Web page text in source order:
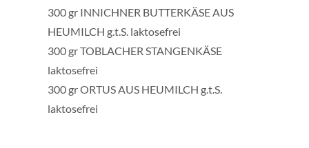
300 gr INNICHNER BUTTERKÄSE AUS
HEUMILCH g.t.S. laktosefrei
300 gr TOBLACHER STANGENKÄSE
laktosefrei
300 gr ORTUS AUS HEUMILCH g.t.S.
laktosefrei